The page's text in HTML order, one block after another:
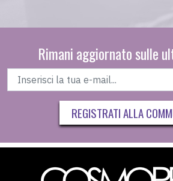
Rimani aggiornato sulle
REGISTRATI ALLA